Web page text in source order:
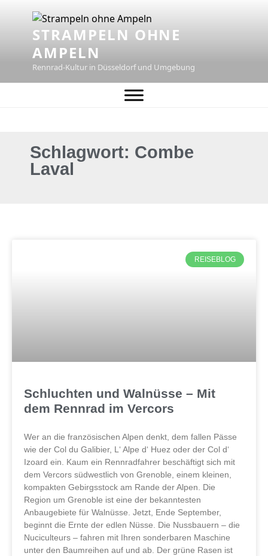
STRAMPELN OHNE
AMPELN
Rennrad-Kultur in Düsseldorf und Umgebung
Schlagwort: Combe
Laval
REISEBLOG
Schluchten und Walnüsse – Mit
dem Rennrad im Vercors
Wer an die französischen Alpen denkt, dem fallen Pässe
wie der Col du Galibier, L‘ Alpe d‘ Huez oder der Col d‘
Izoard ein. Kaum ein Rennradfahrer beschäftigt sich mit
dem Vercors südwestlich von Grenoble, einem kleinen,
kompakten Gebirgsstock am Rande der Alpen. Die
Region um Grenoble ist eine der bekanntesten
Anbaugebiete für Walnüsse. Jetzt, Ende September,
beginnt die Ernte der edlen Nüsse. Die Nussbauern – die
Nuciculteurs – fahren mit Ihren sonderbaren Maschine
unter den Baumreihen auf und ab. Der grüne Rasen ist